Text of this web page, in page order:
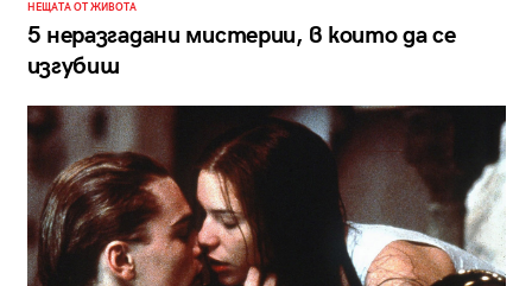
НЕЩАТА ОТ ЖИВОТА
5 неразгадани мистерии, в които да се
изгубиш